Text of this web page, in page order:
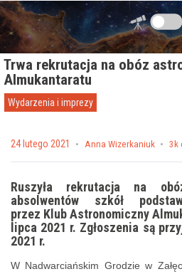
Przejdź do zawartości
Trwa rekrutacja na obóz
Almukantaratu
Wydarzenia i imprezy
Posted on
24 lutego 2021 by Anna Wizerkaniuk 3k
Ruszyła rekrutacja na
absolwentów szkół
przez Klub Astronomiczny
lipca 2021 r. Zgłoszenia są
2021 r.
W Nadwarciańskim Grodzie w